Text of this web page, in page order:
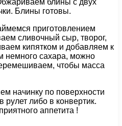
блины с двух
Блины готовы.
приготовлением
сливочный сыр, творог,
кипятком и добавляем к
немного сахара, можно
чтобы масса
начинку по поверхности
рулет либо в конвертик.
аппетита !